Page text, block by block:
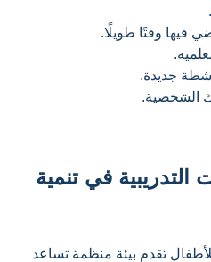
فيها وقتًا طويلًا.
جديدة.
الشخصية.
في تنمية
تقدم بيئة منظمة تساعد